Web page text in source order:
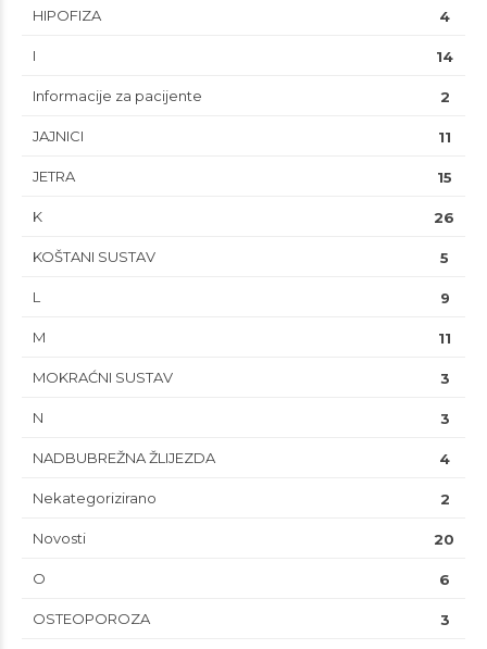
HIPOFIZA 4
I 14
Informacije za pacijente 2
JAJNICI 11
JETRA 15
K 26
KOŠTANI SUSTAV 5
L 9
M 11
MOKRAĆNI SUSTAV 3
N 3
NADBUBREŽNA ŽLIJEZDA 4
Nekategorizirano 2
Novosti 20
O 6
OSTEOPOROZA 3